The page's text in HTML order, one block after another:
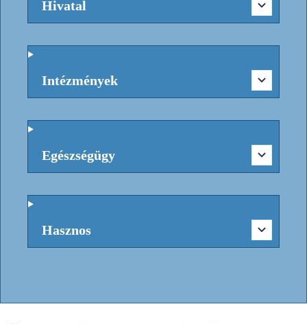
Hivatal
Intézmények
Egészségügy
Hasznos